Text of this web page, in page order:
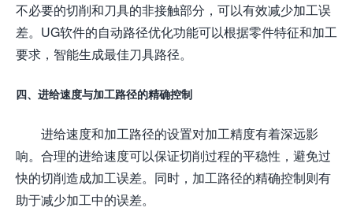
不必要的切削和刀具的非接触部分，可以有效减少加工误
差。UG软件的自动路径优化功能可以根据零件特征和加工
要求，智能生成最佳刀具路径。
四、进给速度与加工路径的精确控制
进给速度和加工路径的设置对加工精度有着深远影
响。合理的进给速度可以保证切削过程的平稳性，避免过
快的切削造成加工误差。同时，加工路径的精确控制则有
助于减少加工中的误差。